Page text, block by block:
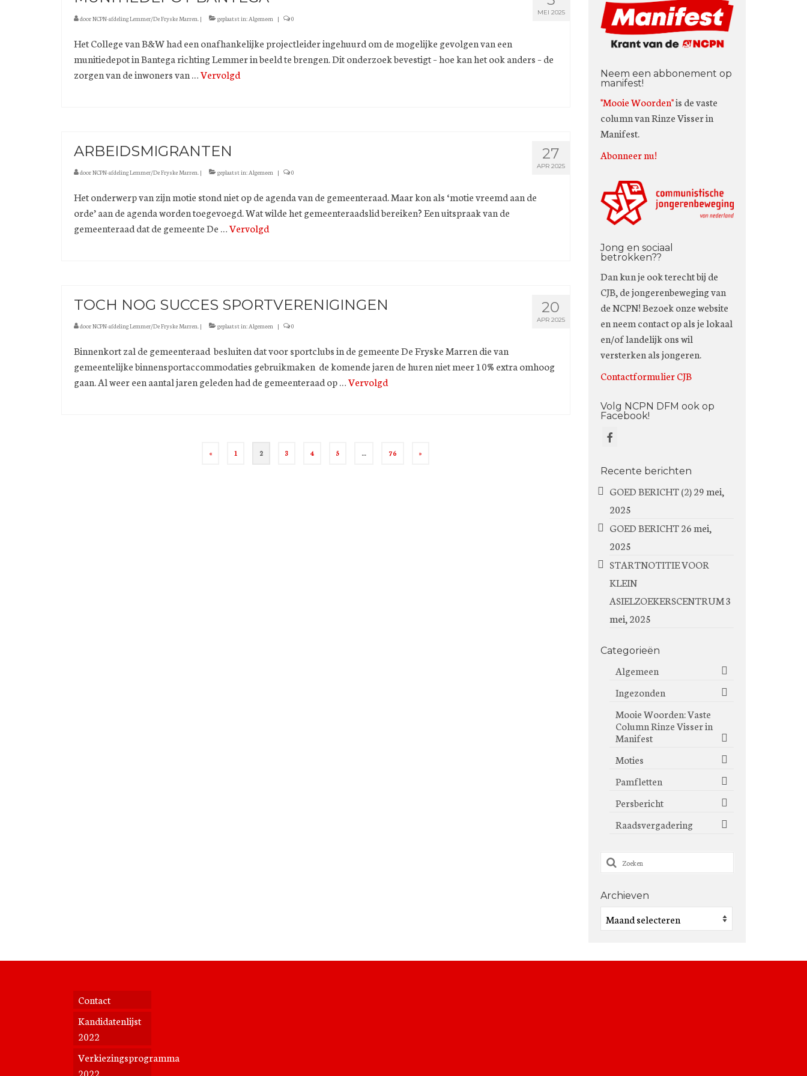
MEI 2025
doorNCPN-afdeling Lemmer/De Fryske Marren. | geplaatst in:Algemeen | 0
Het College van B&W had een onafhankelijke projectleider ingehuurd om de mogelijke gevolgen van een
munitiedepot in Bantega richting Lemmer in beeld te brengen. Dit onderzoek bevestigt – hoe kan het ook anders – de
zorgen van de inwoners van …Vervolgd
27
APR 2025
ARBEIDSMIGRANTEN
doorNCPN-afdeling Lemmer/De Fryske Marren. | geplaatst in:Algemeen | 0
Het onderwerp van zijn motie stond niet op de agenda van de gemeenteraad. Maar kon als ‘motie vreemd aan de
orde’ aan de agenda worden toegevoegd. Wat wilde het gemeenteraadslid bereiken? Een uitspraak van de
gemeenteraad dat de gemeente De …Vervolgd
20
APR 2025
TOCH NOG SUCCES SPORTVERENIGINGEN
doorNCPN-afdeling Lemmer/De Fryske Marren. | geplaatst in:Algemeen | 0
Binnenkort zal de gemeenteraad besluiten dat voor sportclubs in de gemeente De Fryske Marren die van
gemeentelijke binnensportaccommodaties gebruikmaken de komende jaren de huren niet meer 10% extra omhoog
gaan. Al weer een aantal jaren geleden had de gemeenteraad op …Vervolgd
« 1 2 3 4 5 … 76 »
Neem een abbonement op
manifest!
"Mooie Woorden"is de vaste
column van Rinze Visser in
Manifest.
Abonneer nu!
Jong en sociaal
betrokken??
Dan kun je ook terecht bij de
CJB, de jongerenbeweging van
de NCPN! Bezoek onze website
en neem contact op als je lokaal
en/of landelijk ons wil
versterken als jongeren.
Contactformulier CJB
Volg NCPN DFM ook op
Facebook!
Recente berichten
GOED BERICHT (2)29 mei,
2025
GOED BERICHT26 mei,
2025
STARTNOTITIE VOOR
KLEIN
ASIELZOEKERSCENTRUM3
mei, 2025
Categorieën
Algemeen
Ingezonden
Mooie Woorden: Vaste
Column Rinze Visser in
Manifest
Moties
Pamfletten
Persbericht
Raadsvergadering
Zoeken
naar:
Archieven
Archieven
Contact
Kandidatenlijst
2022
Verkiezingsprogramma
2022